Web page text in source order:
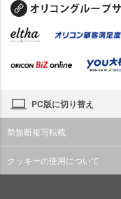
PC版に切り替え
禁無断複写転載
クッキーの使用について